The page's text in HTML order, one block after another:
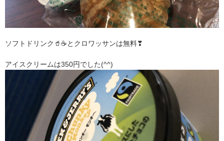
ソフトドリンク🥤☕とクロワッサンは無料❣
アイスクリームは350円でした(^^)